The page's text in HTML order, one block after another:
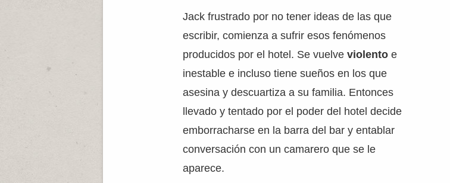
Jack frustrado por no tener ideas de las que
escribir, comienza a sufrir esos fenómenos
producidos por el hotel. Se vuelveviolento e
inestable e incluso tiene sueños en los que
asesina y descuartiza a su familia. Entonces
llevado y tentado por el poder del hotel decide
emborracharse en la barra del bar y entablar
conversación con un camarero que se le
aparece.